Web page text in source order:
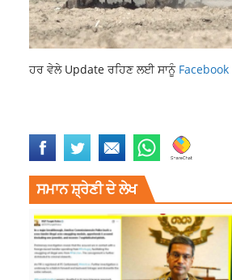
ਹਰ ਵੇਲੇ Update ਰਹਿਣ ਲਈ ਸਾਨੂੰ Facebook
ਸਮਾਨ ਸ਼੍ਰੇਣੀ ਦੇ ਲੇਖ